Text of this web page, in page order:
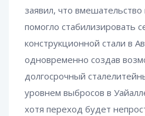
заявил, что вмешательство
помогло стабилизировать
конструкционной стали в
одновременно создав
долгосрочный
уровнем выбросов в
хотя переход будет